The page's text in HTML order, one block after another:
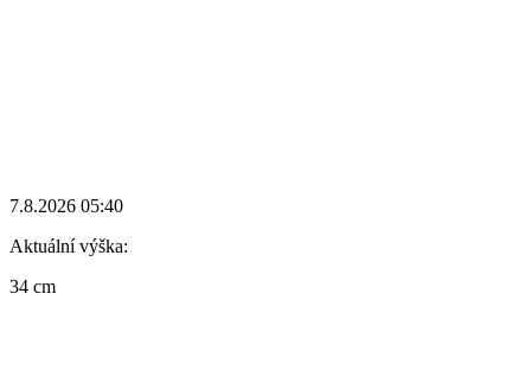
7.8.2026 05:40
Aktuální výška:
34 cm